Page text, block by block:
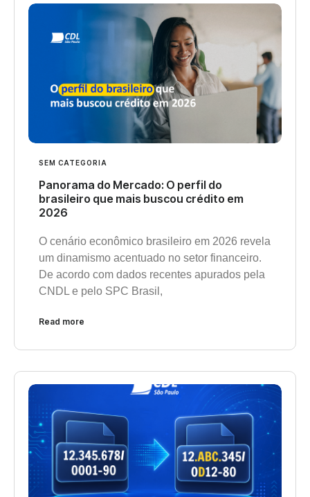
SEM CATEGORIA
Panorama do Mercado: O perfil do
brasileiro que mais buscou crédito em
2026
O cenário econômico brasileiro em 2026 revela
um dinamismo acentuado no setor financeiro.
De acordo com dados recentes apurados pela
CNDL e pelo SPC Brasil,
Read more